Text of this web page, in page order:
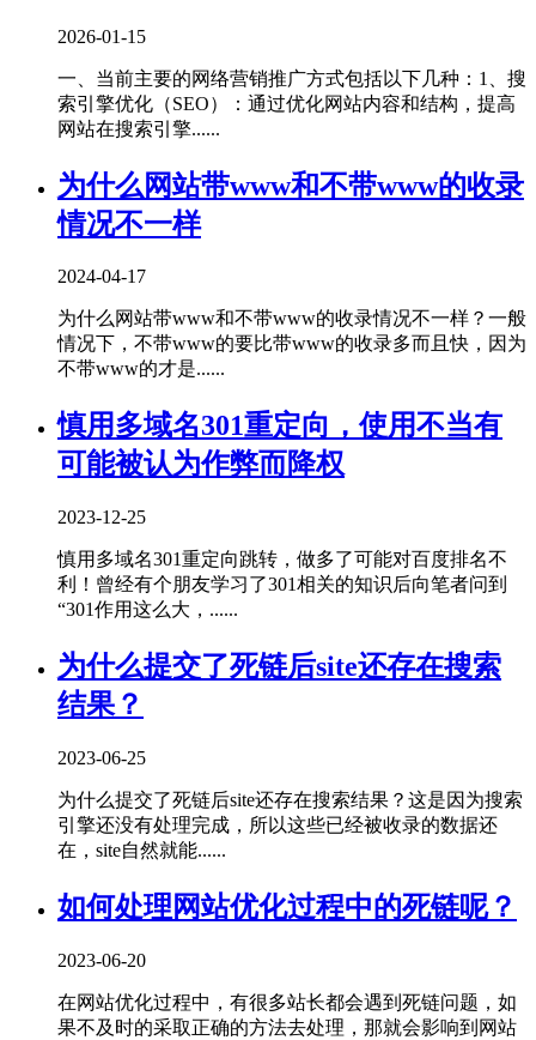
2026-01-15
一、当前主要的网络营销推广方式包括以下几种‌：1、‌搜
索引擎优化（SEO）‌：通过优化网站内容和结构，提高
网站在搜索引擎......
为什么网站带www和不带www的收录
情况不一样
2024-04-17
为什么网站带www和不带www的收录情况不一样？一般
情况下，不带www的要比带www的收录多而且快，因为
不带www的才是......
慎用多域名301重定向，使用不当有
可能被认为作弊而降权
2023-12-25
慎用多域名301重定向跳转，做多了可能对百度排名不
利！曾经有个朋友学习了301相关的知识后向笔者问到
“301作用这么大，......
为什么提交了死链后site还存在搜索
结果？
2023-06-25
为什么提交了死链后site还存在搜索结果？这是因为搜索
引擎还没有处理完成，所以这些已经被收录的数据还
在，site自然就能......
如何处理网站优化过程中的死链呢？
2023-06-20
在网站优化过程中，有很多站长都会遇到死链问题，如
果不及时的采取正确的方法去处理，那就会影响到网站